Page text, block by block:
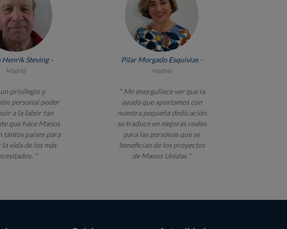
Henrik Steving -
Madrid
un privilegio y
personal poder
a la labor tan
que hace Manos
tantos países para
vida de los más
"
Pilar Morgado Esquivias -
Madrid
" Me enorgullece ver que la
ayuda que aportamos con
nuestra pequeña dedicación
se traduce en mejoras reales
para las personas que se
benefician de los proyectos
de Manos Unidas "